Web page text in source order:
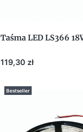
Taśma LED LS366
Cena
119,30 zł
Bestseller